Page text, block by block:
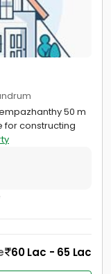
50 m
for constructing
60 Lac - 65 Lac